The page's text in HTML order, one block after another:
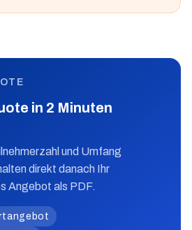
in 2 Minuten
und Umfang
direkt danach Ihr
Angebot als PDF.